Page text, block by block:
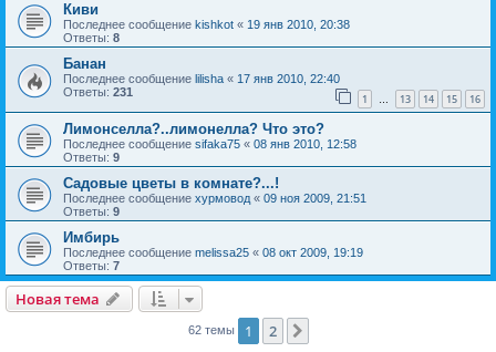
Киви
Последнее сообщение kishkot « 19 янв 2010, 20:38
Ответы: 8
Банан
Последнее сообщение lilisha « 17 янв 2010, 22:40
Ответы: 231 1 … 13 14 15 16
Лимонселла?..лимонелла? Что это?
Последнее сообщение sifaka75 « 08 янв 2010, 12:58
Ответы: 9
Садовые цветы в комнате?...!
Последнее сообщение хурмовод « 09 ноя 2009, 21:51
Ответы: 9
Имбирь
Последнее сообщение melissa25 « 08 окт 2009, 19:19
Ответы: 7
Новая тема
62 темы 1 2